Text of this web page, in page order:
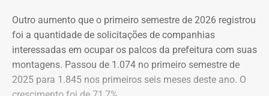
Desde o dia 16 de julho, a prefeitura do Rio passou a
atuar de forma permanente para combater a atuação do
comércio ambulante nas orlas do Leme, Copacabana,
Ipanema e Leblon, na Zona Sul da cidade.
Outro aumento que o primeiro semestre de 2026 registrou
foi a quantidade de solicitações de companhias
interessadas em ocupar os palcos da prefeitura com suas
montagens. Passou de 1.074 no primeiro semestre de
2025 para 1.845 nos primeiros seis meses deste ano. O